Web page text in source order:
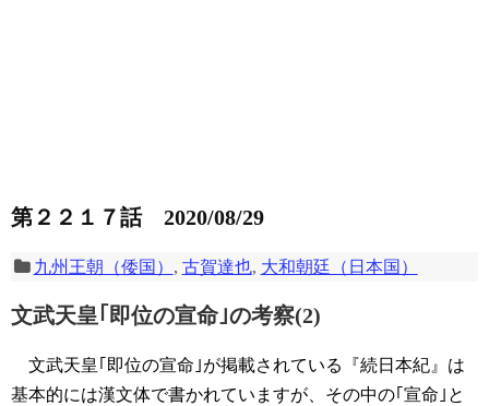
第２２１７話 2020/08/29
九州王朝（倭国） , 古賀達也, 大和朝廷（日本国）
文武天皇｢即位の宣命｣の考察(2)
文武天皇｢即位の宣命｣が掲載されている『続日本紀』は
基本的には漢文体で書かれていますが、その中の｢宣命｣と